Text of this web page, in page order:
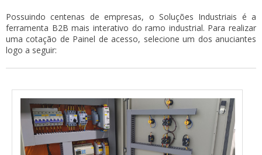
Possuindo centenas de empresas, o Soluções Industriais é a
ferramenta B2B mais interativo do ramo industrial. Para realizar
uma cotação de Painel de acesso, selecione um dos anuciantes
logo a seguir: